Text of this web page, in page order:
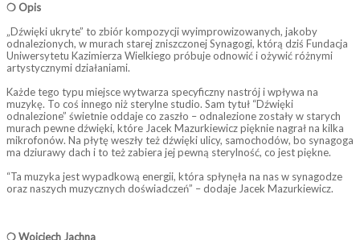
❍ Opis
„Dźwięki ukryte” to zbiór kompozycji wyimprowizowanych, jakoby
odnalezionych, w murach starej zniszczonej Synagogi, którą dziś Fundacja
Uniwersytetu Kazimierza Wielkiego próbuje odnowić i ożywić różnymi
artystycznymi działaniami.
Każde tego typu miejsce wytwarza specyficzny nastrój i wpływa na
muzykę. To coś innego niż sterylne studio. Sam tytuł “Dźwięki
odnalezione” świetnie oddaje co zaszło – odnalezione zostały w starych
murach pewne dźwięki, które Jacek Mazurkiewicz pięknie nagrał na kilka
mikrofonów. Na płytę weszły też dźwięki ulicy, samochodów, bo synagoga
ma dziurawy dach i to też zabiera jej pewną sterylność, co jest piękne.
“Ta muzyka jest wypadkową energii, która spłynęła na nas w synagodze
oraz naszych muzycznych doświadczeń” – dodaje Jacek Mazurkiewicz.
❍ Wojciech Jachna